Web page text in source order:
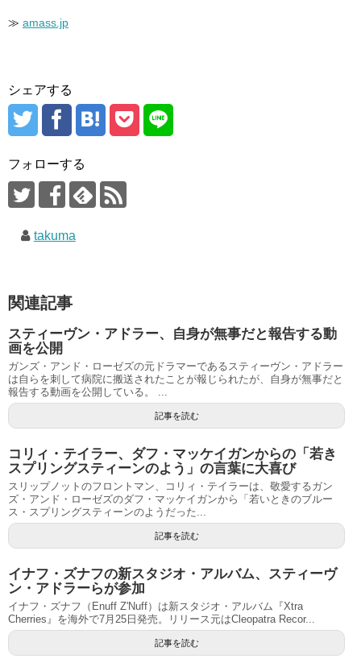
≫ amass.jp
シェアする
フォローする
takuma
関連記事
スティーヴン・アドラー、自身が無事だと報告する動
画を公開
ガンズ・アンド・ローゼズの元ドラマーであるスティーヴン・アドラー
は自らを刺して病院に搬送されたことが報じられたが、自身が無事だと
報告する動画を公開している。 ...
記事を読む
コリィ・テイラー、ダフ・マッケイガンからの「若き
スプリングスティーンのよう」の言葉に大喜び
スリップノットのフロントマン、コリィ・テイラーは、敬愛するガン
ズ・アンド・ローゼズのダフ・マッケイガンから「若いときのブルー
ス・スプリングスティーンのようだった...
記事を読む
イナフ・ズナフの新スタジオ・アルバム、スティーヴ
ン・アドラーらが参加
イナフ・ズナフ（Enuff Z'Nuff）は新スタジオ・アルバム『Xtra
Cherries』を海外で7月25日発売。リリース元はCleopatra Recor...
記事を読む